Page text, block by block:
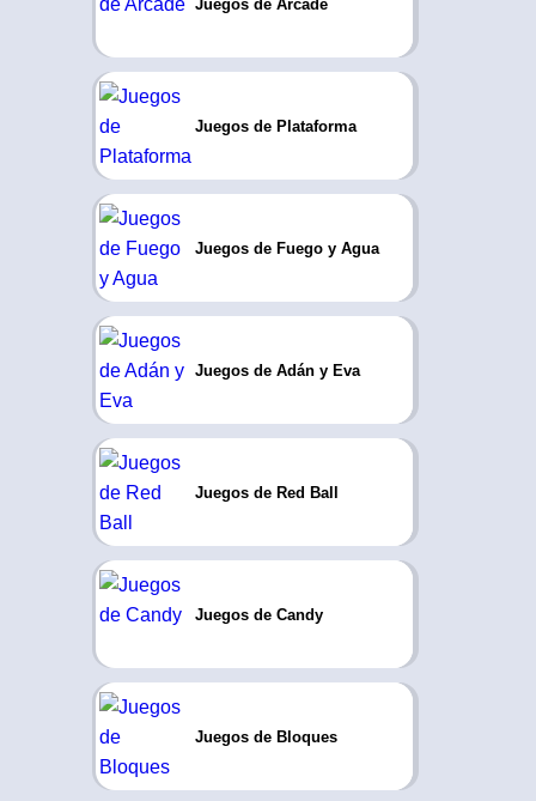
Juegos de Arcade
Juegos de Plataforma
Juegos de Fuego y Agua
Juegos de Adán y Eva
Juegos de Red Ball
Juegos de Candy
Juegos de Bloques